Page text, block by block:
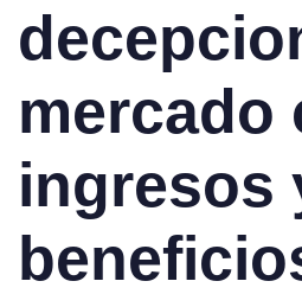
mercado
ingresos